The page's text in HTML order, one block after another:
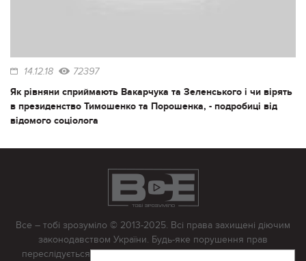
14.12.18 72397
Як рівняни сприймають Вакарчука та Зеленського і чи вірять
в президенство Тимошенко та Порошенка, - подробиці від
відомого соціолога
Все – тобі зрозуміло © 2013-2025. Всі права захищені діючим
законодавством України. Будь-яке порушення прав
переслідується в судовому порядку. Будь-яке відтворення